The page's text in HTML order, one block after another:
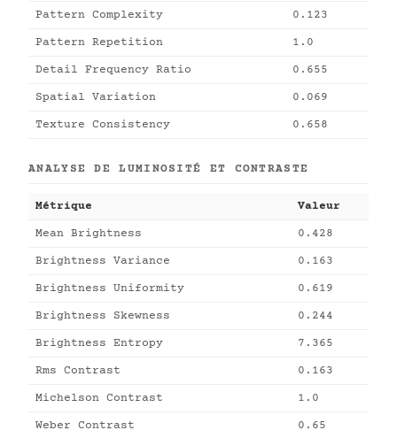
Pattern Complexity 0.123
Pattern Repetition 1.0
Detail Frequency Ratio 0.655
Spatial Variation 0.069
Texture Consistency 0.658
ANALYSE DE LUMINOSITÉ ET CONTRASTE
Métrique Valeur
Mean Brightness 0.428
Brightness Variance 0.163
Brightness Uniformity 0.619
Brightness Skewness 0.244
Brightness Entropy 7.365
Rms Contrast 0.163
Michelson Contrast 1.0
Weber Contrast 0.65